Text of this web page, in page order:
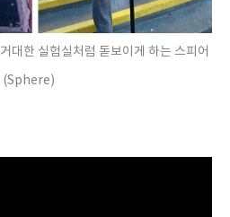
대한 실험실처럼 돋보이게 하는 스피어
(Sphere)